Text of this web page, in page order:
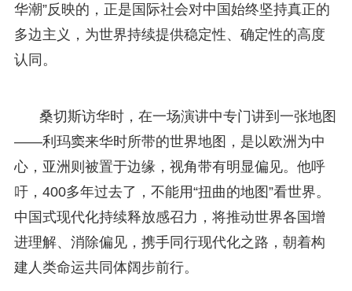
华潮”反映的，正是国际社会对中国始终坚持真正的
多边主义，为世界持续提供稳定性、确定性的高度
认同。
桑切斯访华时，在一场演讲中专门讲到一张地图
——利玛窦来华时所带的世界地图，是以欧洲为中
心，亚洲则被置于边缘，视角带有明显偏见。他呼
吁，400多年过去了，不能用“扭曲的地图”看世界。
中国式现代化持续释放感召力，将推动世界各国增
进理解、消除偏见，携手同行现代化之路，朝着构
建人类命运共同体阔步前行。